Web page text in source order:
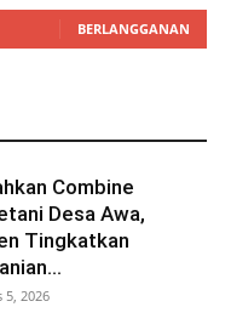
BERLANGGANAN
Combine
Desa Awa,
Tingkatkan
5, 2026